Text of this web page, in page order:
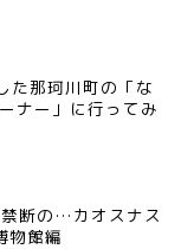
た那珂川町の「な
ナー」に行ってみ
断の…カオスナス
物館編